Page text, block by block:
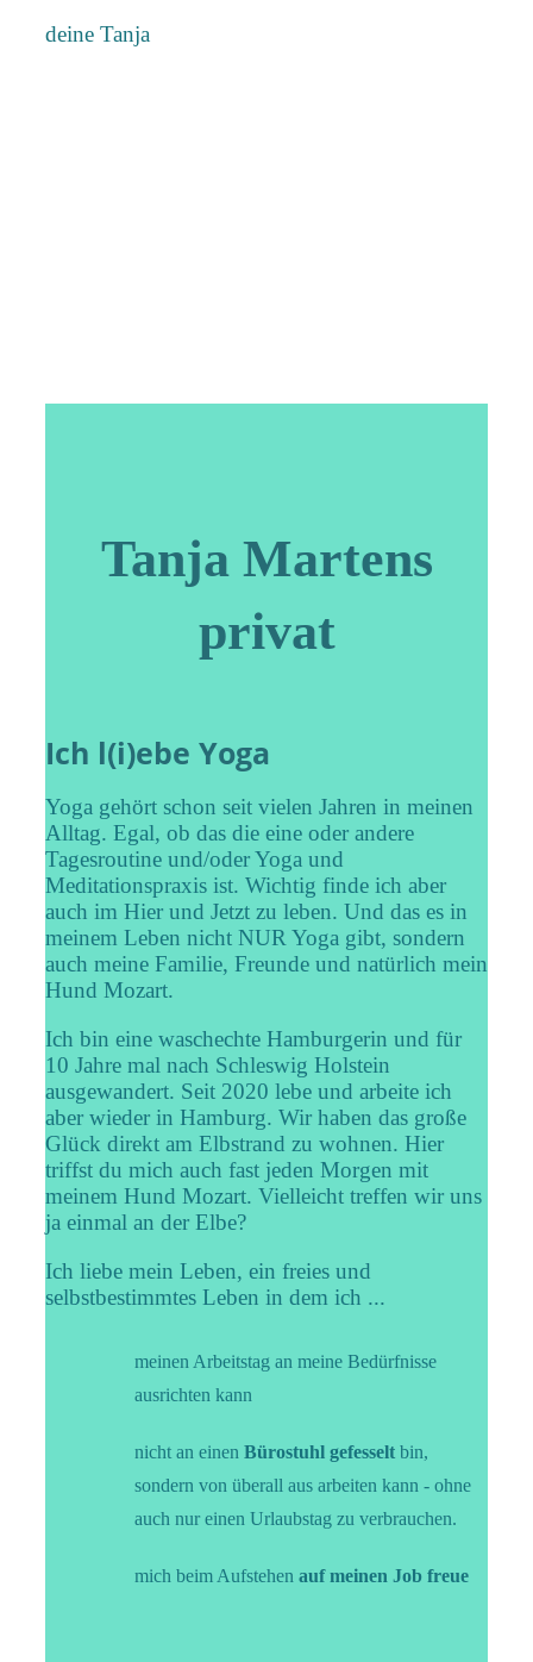
deine Tanja
Tanja Martens
privat
Ich l(i)ebe Yoga
Yoga gehört schon seit vielen Jahren in meinen
Alltag. Egal, ob das die eine oder andere
Tagesroutine und/oder Yoga und
Meditationspraxis ist. Wichtig finde ich aber
auch im Hier und Jetzt zu leben. Und das es in
meinem Leben nicht NUR Yoga gibt, sondern
auch meine Familie, Freunde und natürlich mein
Hund Mozart.
Ich bin eine waschechte Hamburgerin und für
10 Jahre mal nach Schleswig Holstein
ausgewandert. Seit 2020 lebe und arbeite ich
aber wieder in Hamburg. Wir haben das große
Glück direkt am Elbstrand zu wohnen. Hier
triffst du mich auch fast jeden Morgen mit
meinem Hund Mozart. Vielleicht treffen wir uns
ja einmal an der Elbe?
Ich liebe mein Leben, ein freies und
selbstbestimmtes Leben in dem ich ...
meinen Arbeitstag an meine Bedürfnisse
ausrichten kann
nicht an einen Bürostuhl gefesselt bin,
sondern von überall aus arbeiten kann - ohne
auch nur einen Urlaubstag zu verbrauchen.
mich beim Aufstehen auf meinen Job freue